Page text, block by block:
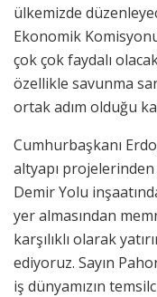
ülkemizde
Ekonomik
çok çok faydalı
özellikle savunma
ortak adım olduğu
Cumhurbaşkanı
altyapı
Demir Yolu
yer almasından
karşılıklı olarak
ediyoruz. Sayın
iş dünyamızın